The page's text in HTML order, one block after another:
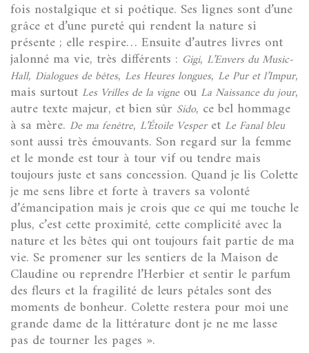
fois nostalgique et si poétique. Ses lignes sont d’une
grâce et d’une pureté qui rendent la nature si
présente ; elle respire… Ensuite d’autres livres ont
jalonné ma vie, très différents : Gigi, L’Envers du Music-
Hall, Dialogues de bêtes, Les Heures longues, Le Pur et l’Impur,
mais surtout Les Vrilles de la vigneou La Naissance du jour,
autre texte majeur, et bien sûr Sido, ce bel hommage
à sa mère. De ma fenêtre, L’Étoile Vesperet Le Fanal bleu
sont aussi très émouvants. Son regard sur la femme
et le monde est tour à tour vif ou tendre mais
toujours juste et sans concession. Quand je lis Colette
je me sens libre et forte à travers sa volonté
d’émancipation mais je crois que ce qui me touche le
plus, c’est cette proximité, cette complicité avec la
nature et les bêtes qui ont toujours fait partie de ma
vie. Se promener sur les sentiers de la Maison de
Claudine ou reprendre l’Herbier et sentir le parfum
des fleurs et la fragilité de leurs pétales sont des
moments de bonheur. Colette restera pour moi une
grande dame de la littérature dont je ne me lasse
pas de tourner les pages ».